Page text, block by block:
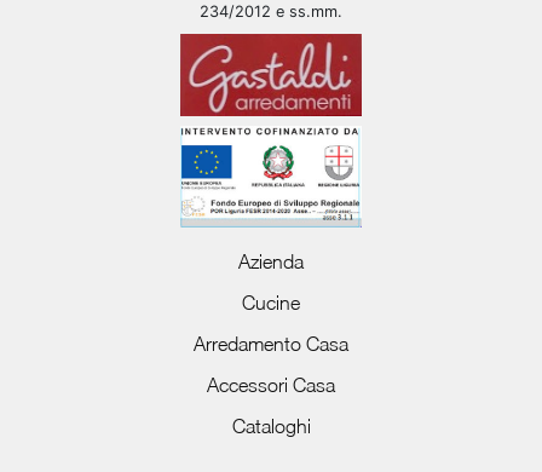
234/2012 e ss.mm.
Azienda
Cucine
Arredamento Casa
Accessori Casa
Cataloghi